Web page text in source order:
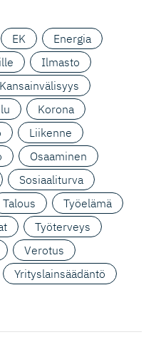
EK
Energia
Ilmasto
Kansainvälisyys
Korona
Liikenne
Osaaminen
Sosiaaliturva
Talous
Työelämä
Työterveys
Verotus
Yrityslainsäädäntö